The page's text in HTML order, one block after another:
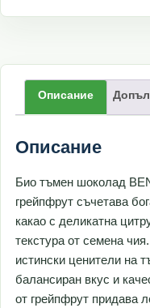
Описание
Описание
Био тъмен шоколад
грейпфрут съчетава
какао с деликатна
текстура от семена
истински ценители на
балансиран вкус и
от грейпфрут придава